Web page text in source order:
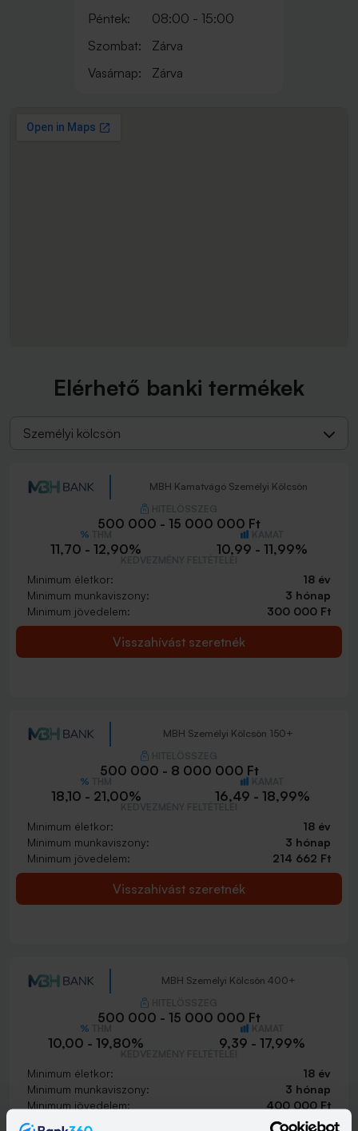
Péntek:
08:00 - 15:00
Szombat:
Zárva
Vasárnap:
Zárva
Elérhető banki termékek
Személyi kölcsön
MBH Kamatvágó Személyi Kölcsön
500 000 - 15 000 000 Ft
11,70 - 12,90% 10,99 - 11,99%
Minimum életkor:
18 év
Minimum munkaviszony:
3 hónap
Minimum jövedelem:
300 000 Ft
Visszahívást szeretnék
MBH Személyi Kölcsön 150+
500 000 - 8 000 000 Ft
18,10 - 21,00% 16,49 - 18,99%
Minimum életkor:
18 év
Minimum munkaviszony:
3 hónap
Minimum jövedelem:
214 662 Ft
Visszahívást szeretnék
MBH Személyi Kölcsön 400+
500 000 - 15 000 000 Ft
10,00 - 19,80% 9,39 - 17,99%
Minimum életkor:
18 év
Minimum munkaviszony:
3 hónap
Minimum jövedelem:
400 000 Ft